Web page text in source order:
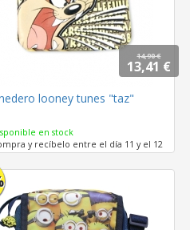
14,90 €
13,41 €
looney tunes "taz"
en stock
y recíbelo entre el día 11 y el 12